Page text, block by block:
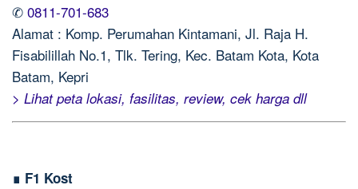
✆ 0811-701-683
Alamat : Komp. Perumahan Kintamani, Jl. Raja H.
Fisabilillah No.1, Tlk. Tering, Kec. Batam Kota, Kota
Batam, Kepri
> Lihat peta lokasi, fasilitas, review, cek harga dll
∎ F1 Kost